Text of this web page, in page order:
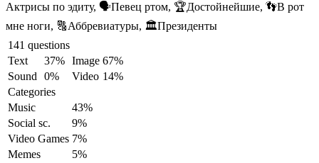
Актрисы по эдиту, 🗣️Певец ртом, 🏆Достойнейшие, 👣В рот
мне ноги, 🔠Аббревиатуры, 🏛️Президенты
141 questions
Text
37% Image 67%
Sound
0% Video 14%
Categories
Music
43%
Social sc.
9%
Video Games 7%
Memes
5%